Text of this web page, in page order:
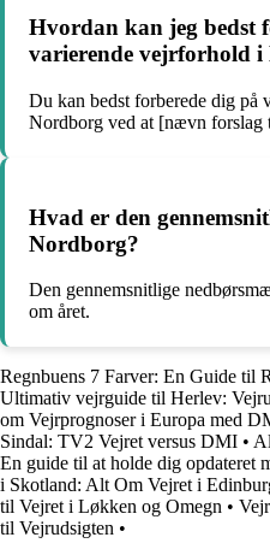
Hvordan kan jeg bedst
varierende vejrforhold i
Du kan bedst forberede dig på
Nordborg ved at [nævn forslag
Hvad er den
Nordborg?
Den gennemsnitlige
om året.
Regnbuens 7 Farver: En Guide til
Ultimativ vejrguide til Herlev:
om Vejrprognoser i Europa med
Sindal: TV2 Vejret versus DMI •
En guide til at holde dig opdateret
i Skotland: Alt Om Vejret i
til Vejret i Løkken og Omegn •
til Vejrudsigten •